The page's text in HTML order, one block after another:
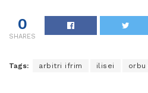
0
SHARES
Tags: arbitri ifrim ilisei orbu